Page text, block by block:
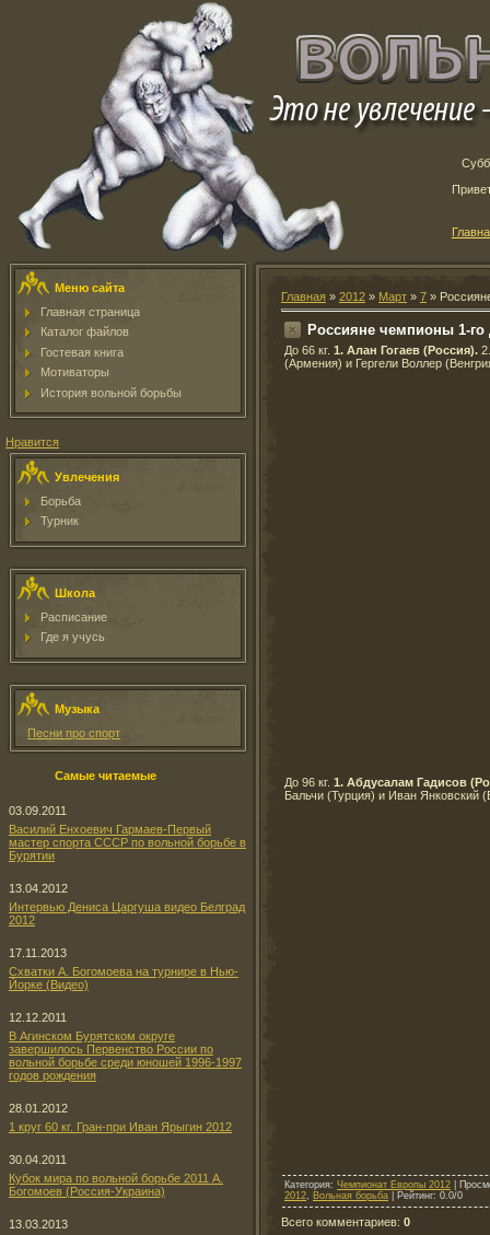
Меню сайта
Главная страница
Каталог файлов
Гостевая книга
Мотиваторы
История вольной борьбы
Нравится
Увлечения
Борьба
Турник
Школа
Расписание
Где я учусь
Музыка
Песни про спорт
Самые читаемые
03.09.2011
Василий Енхоевич Гармаев-Первый
мастер спорта СССР по вольной борьбе в
Бурятии
13.04.2012
Интервью Дениса Царгуша видео Белград
2012
17.11.2013
Схватки А. Богомоева на турнире в Нью-
Йорке (Видео)
12.12.2011
В Агинском Бурятском округе
завершилось Первенство России по
вольной борьбе среди юношей 1996-1997
годов рождения
28.01.2012
1 круг 60 кг. Гран-при Иван Ярыгин 2012
30.04.2011
Кубок мира по вольной борьбе 2011 А.
Богомоев (Россия-Украина)
13.03.2013
Главная » 2012 » Март » 7 »
Россияне чемпионы 1-
До 66 кг. 1. Алан Гогаев (Россия).
(Армения) и Гергели Воллер
До 96 кг. 1. Абдусалам Гадисов
Бальчи (Турция) и Иван Янковский
Категория: Чемпионат Европы 2012
2012
Вольная борьба Рейтинг: 0.0/0
Всего комментариев: 0